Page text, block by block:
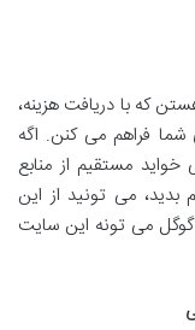
که با دریافت هزینه،
فراهم می کنن. اگه
مستقیم از منابع
می تونید از این
می تونه این سایت